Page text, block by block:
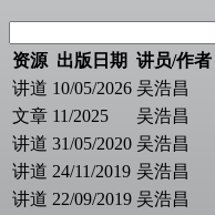
资源 出版日期 讲员/作者
讲道 10/05/2026 吴浩昌
文章 11/2025 吴浩昌
讲道 31/05/2020 吴浩昌
讲道 24/11/2019 吴浩昌
讲道 22/09/2019 吴浩昌